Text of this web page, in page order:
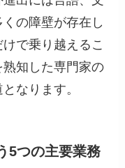
の障壁が存在し
で乗り越えるこ
知した専門家の
なります。
5つの主要業務